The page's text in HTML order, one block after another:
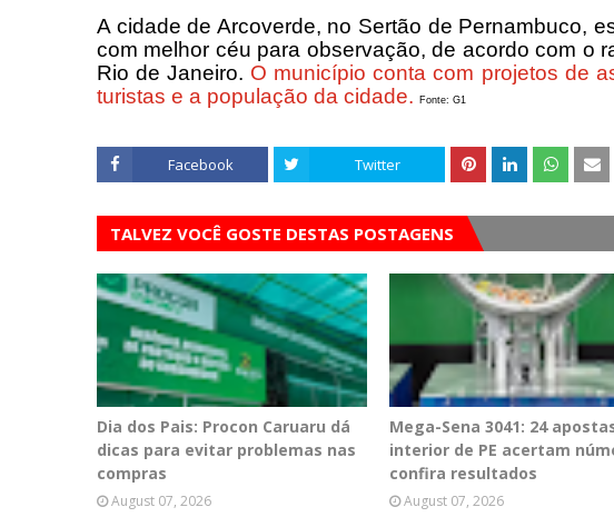
A cidade de Arcoverde, no Sertão de Pernambuco,
com melhor céu para observação, de acordo com o
Rio de Janeiro. O município conta com projetos de
turistas e a população da cidade.
Fonte: G1
Facebook Twitter
TALVEZ VOCÊ GOSTE DESTAS POSTAGENS
Dia dos Pais: Procon Caruaru dá
dicas para evitar problemas nas
compras
August 07, 2026
Mega-Sena 3041: 24
interior de PE acertam
confira resultados
August 07, 2026